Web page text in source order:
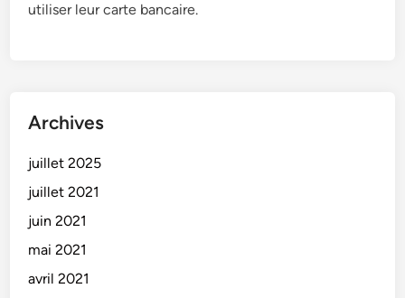
utiliser leur carte bancaire.
Archives
juillet 2025
juillet 2021
juin 2021
mai 2021
avril 2021